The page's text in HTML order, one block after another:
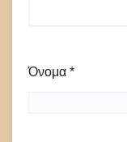
Όνομα *